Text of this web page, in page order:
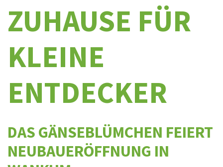
ZUHAUSE FÜR
KLEINE
ENTDECKER
DAS GÄNSEBLÜMCHEN FEIERT
NEUBAUERÖFFNUNG IN